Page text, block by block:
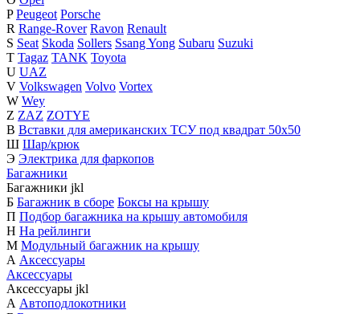
P Peugeot Porsche
R Range-Rover Ravon Renault
S Seat Skoda Sollers Ssang Yong Subaru Suzuki
T Tagaz TANK Toyota
U UAZ
V Volkswagen Volvo Vortex
W Wey
Z ZAZ ZOTYE
В Вставки для американских ТСУ под квадрат 50х50
Ш Шар/крюк
Э Электрика для фаркопов
Багажники
Багажники jkl
Б Багажник в сборе Боксы на крышу
П Подбор багажника на крышу автомобиля
Н На рейлинги
М Модульный багажник на крышу
А Аксессуары
Аксессуары
Аксессуары jkl
А Автоподлокотники